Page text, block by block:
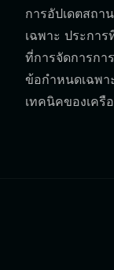
การอัปเดตสถา
เฉพาะ ประกา
ที่การจัดการกา
ข้อกำหนดเฉพา
เทคนิคของเครื